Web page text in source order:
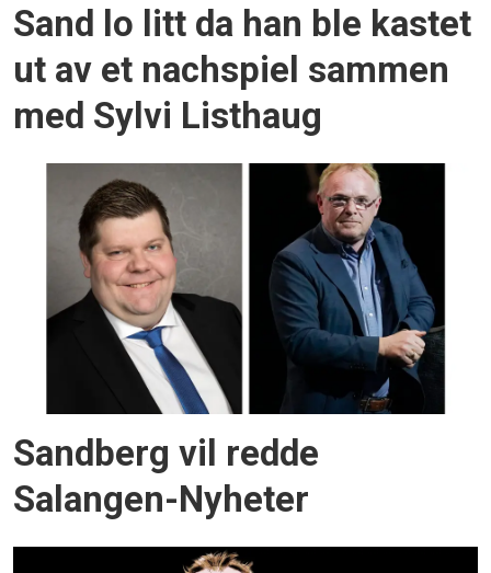
Sand lo litt da han ble kastet
ut av et nachspiel sammen
med Sylvi Listhaug
Sandberg vil redde
Salangen-Nyheter